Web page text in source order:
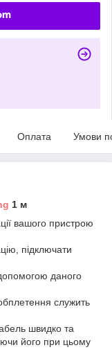
Оплата Умови
1 м
вашого пристрою
підключати
даного
служить
швидко та
його при цьому